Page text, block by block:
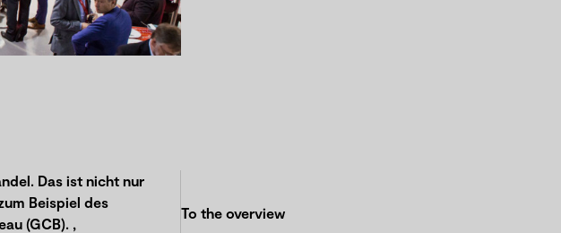
Das ist nicht nur
Beispiel des
(GCB). ,
To the overview